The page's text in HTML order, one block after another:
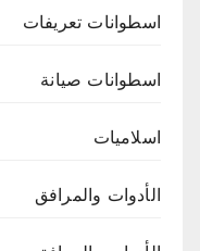
اسطوانات تعريفات
اسطوانات صيانة
اسلاميات
الأدوات والمرافق